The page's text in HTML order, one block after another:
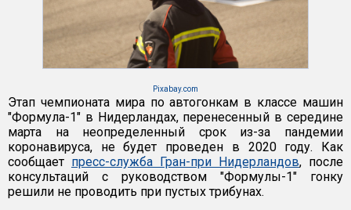
Pixabay.com
Этап чемпионата мира по автогонкам в классе машин
"Формула-1" в Нидерландах, перенесенный в середине
марта на неопределенный срок из-за пандемии
коронавируса, не будет проведен в 2020 году. Как
сообщает пресс-служба Гран-при Нидерландов, после
консультаций с руководством "Формулы-1" гонку
решили не проводить при пустых трибунах.